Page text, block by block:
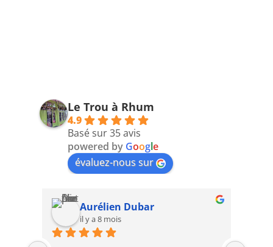
Le Trou à Rhum
4.9
Basé sur 35 avis
powered by Google
évaluez-nous sur
Aurélien Dubar
il y a 8 mois